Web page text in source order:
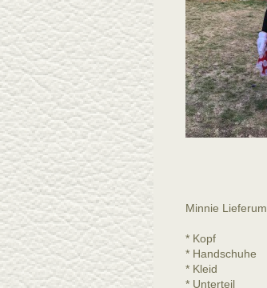
Minnie
* Kopf
* Handschuhe
* Kleid
* Unterteil